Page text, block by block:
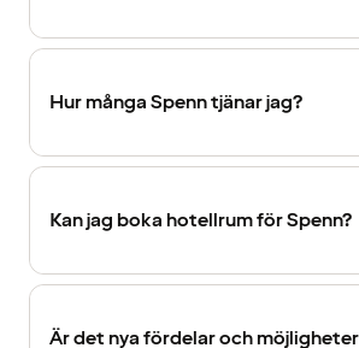
Hur många Spenn tjänar jag?
Kan jag boka hotellrum för Spenn?
Är det nya fördelar och